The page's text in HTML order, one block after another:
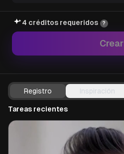
4 créditos requeridos ?
Crear
Registro Inspiración
Tareas recientes